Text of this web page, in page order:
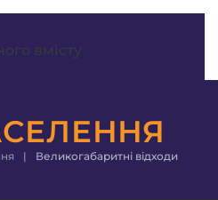
вмісту
Великогабаритні відходи